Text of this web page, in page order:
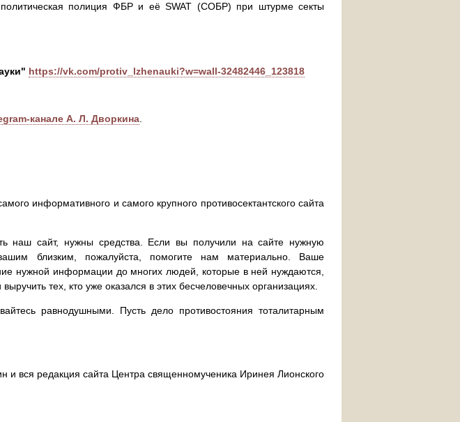
политическая полиция ФБР и её SWAT (СОБР) при штурме секты
https://vk.com/protiv_lzhenauki?w=wall-32482446_123818
канале А. Л. Дворкина
информативного и самого крупного противосектантского сайта
наш сайт, нужны средства. Если вы получили на сайте нужную
близким, пожалуйста, помогите нам материально. Ваше
нужной информации до многих людей, которые в ней нуждаются,
тех, кто уже оказался в этих бесчеловечных организациях.
равнодушными. Пусть дело противостояния тоталитарным
и вся редакция сайта Центра священномученика Иринея Лионского